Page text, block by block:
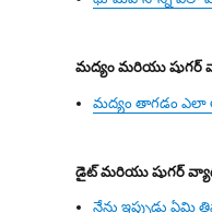
మద్యం మరియు షుగర్
మద్యం తాగడం ఎలా
డైట్మరియు షుగర్
నేను ఇప్పుడు